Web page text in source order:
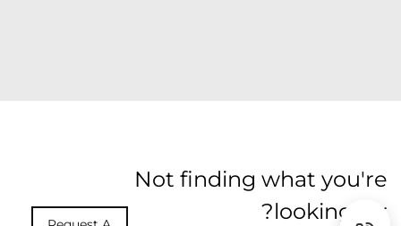
Not finding what you're
looking for?